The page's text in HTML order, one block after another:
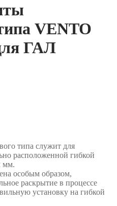
VENTO
ГАЛ
типа служит для
расположенной гибкой
мм.
особым образом,
раскрытие в процессе
установку на гибкой